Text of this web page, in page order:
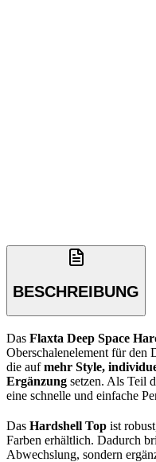
BESCHREIBUNG
Das Flaxta Deep Space
Oberschalenelement für den
die aufmehr Style,
Ergänzung setzen. Als Teil
eine schnelle und einfache
Das Hardshell Top ist
Farben erhältlich. Dadurch
Abwechslung, sondern